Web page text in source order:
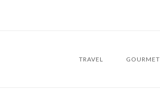
TRAVEL GOURMET